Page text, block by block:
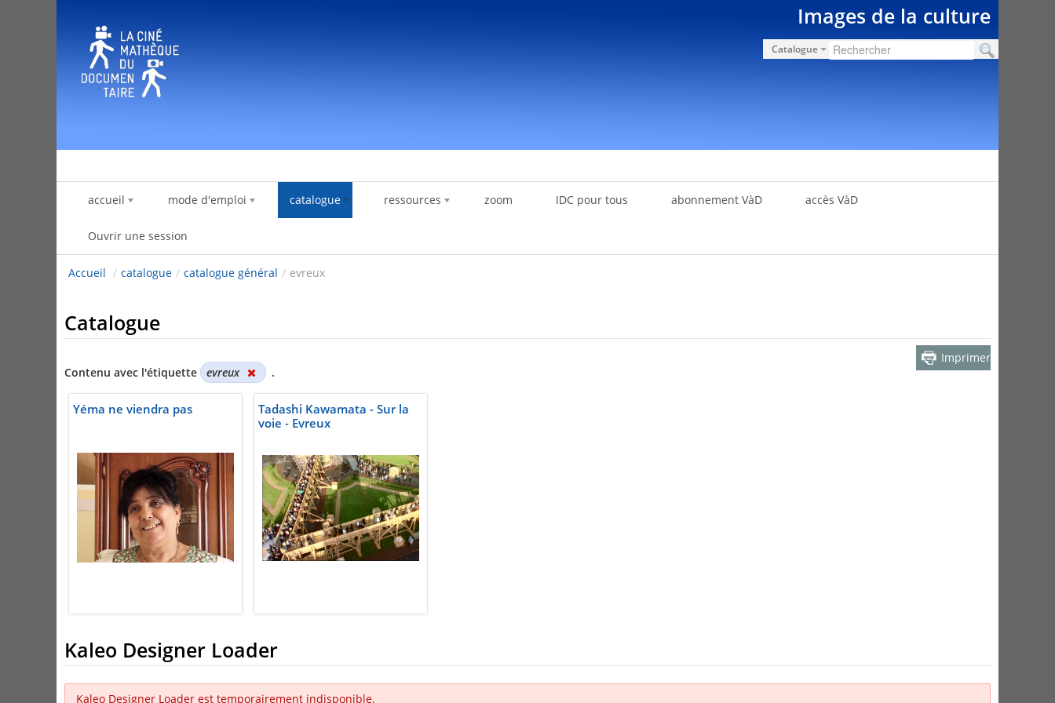
Images de la culture
Catalogue
accueil mode d'emploi catalogue ressources zoom IDC pour tous abonnement VàD accès VàD
Ouvrir une session
Accueil / catalogue / catalogue général / evreux
Catalogue
Contenu avec l'étiquette evreux .
Imprimer
Yéma ne viendra pas
Tadashi Kawamata - Sur la
voie - Evreux
Kaleo Designer Loader
Kaleo Designer Loader est temporairement indisponible.